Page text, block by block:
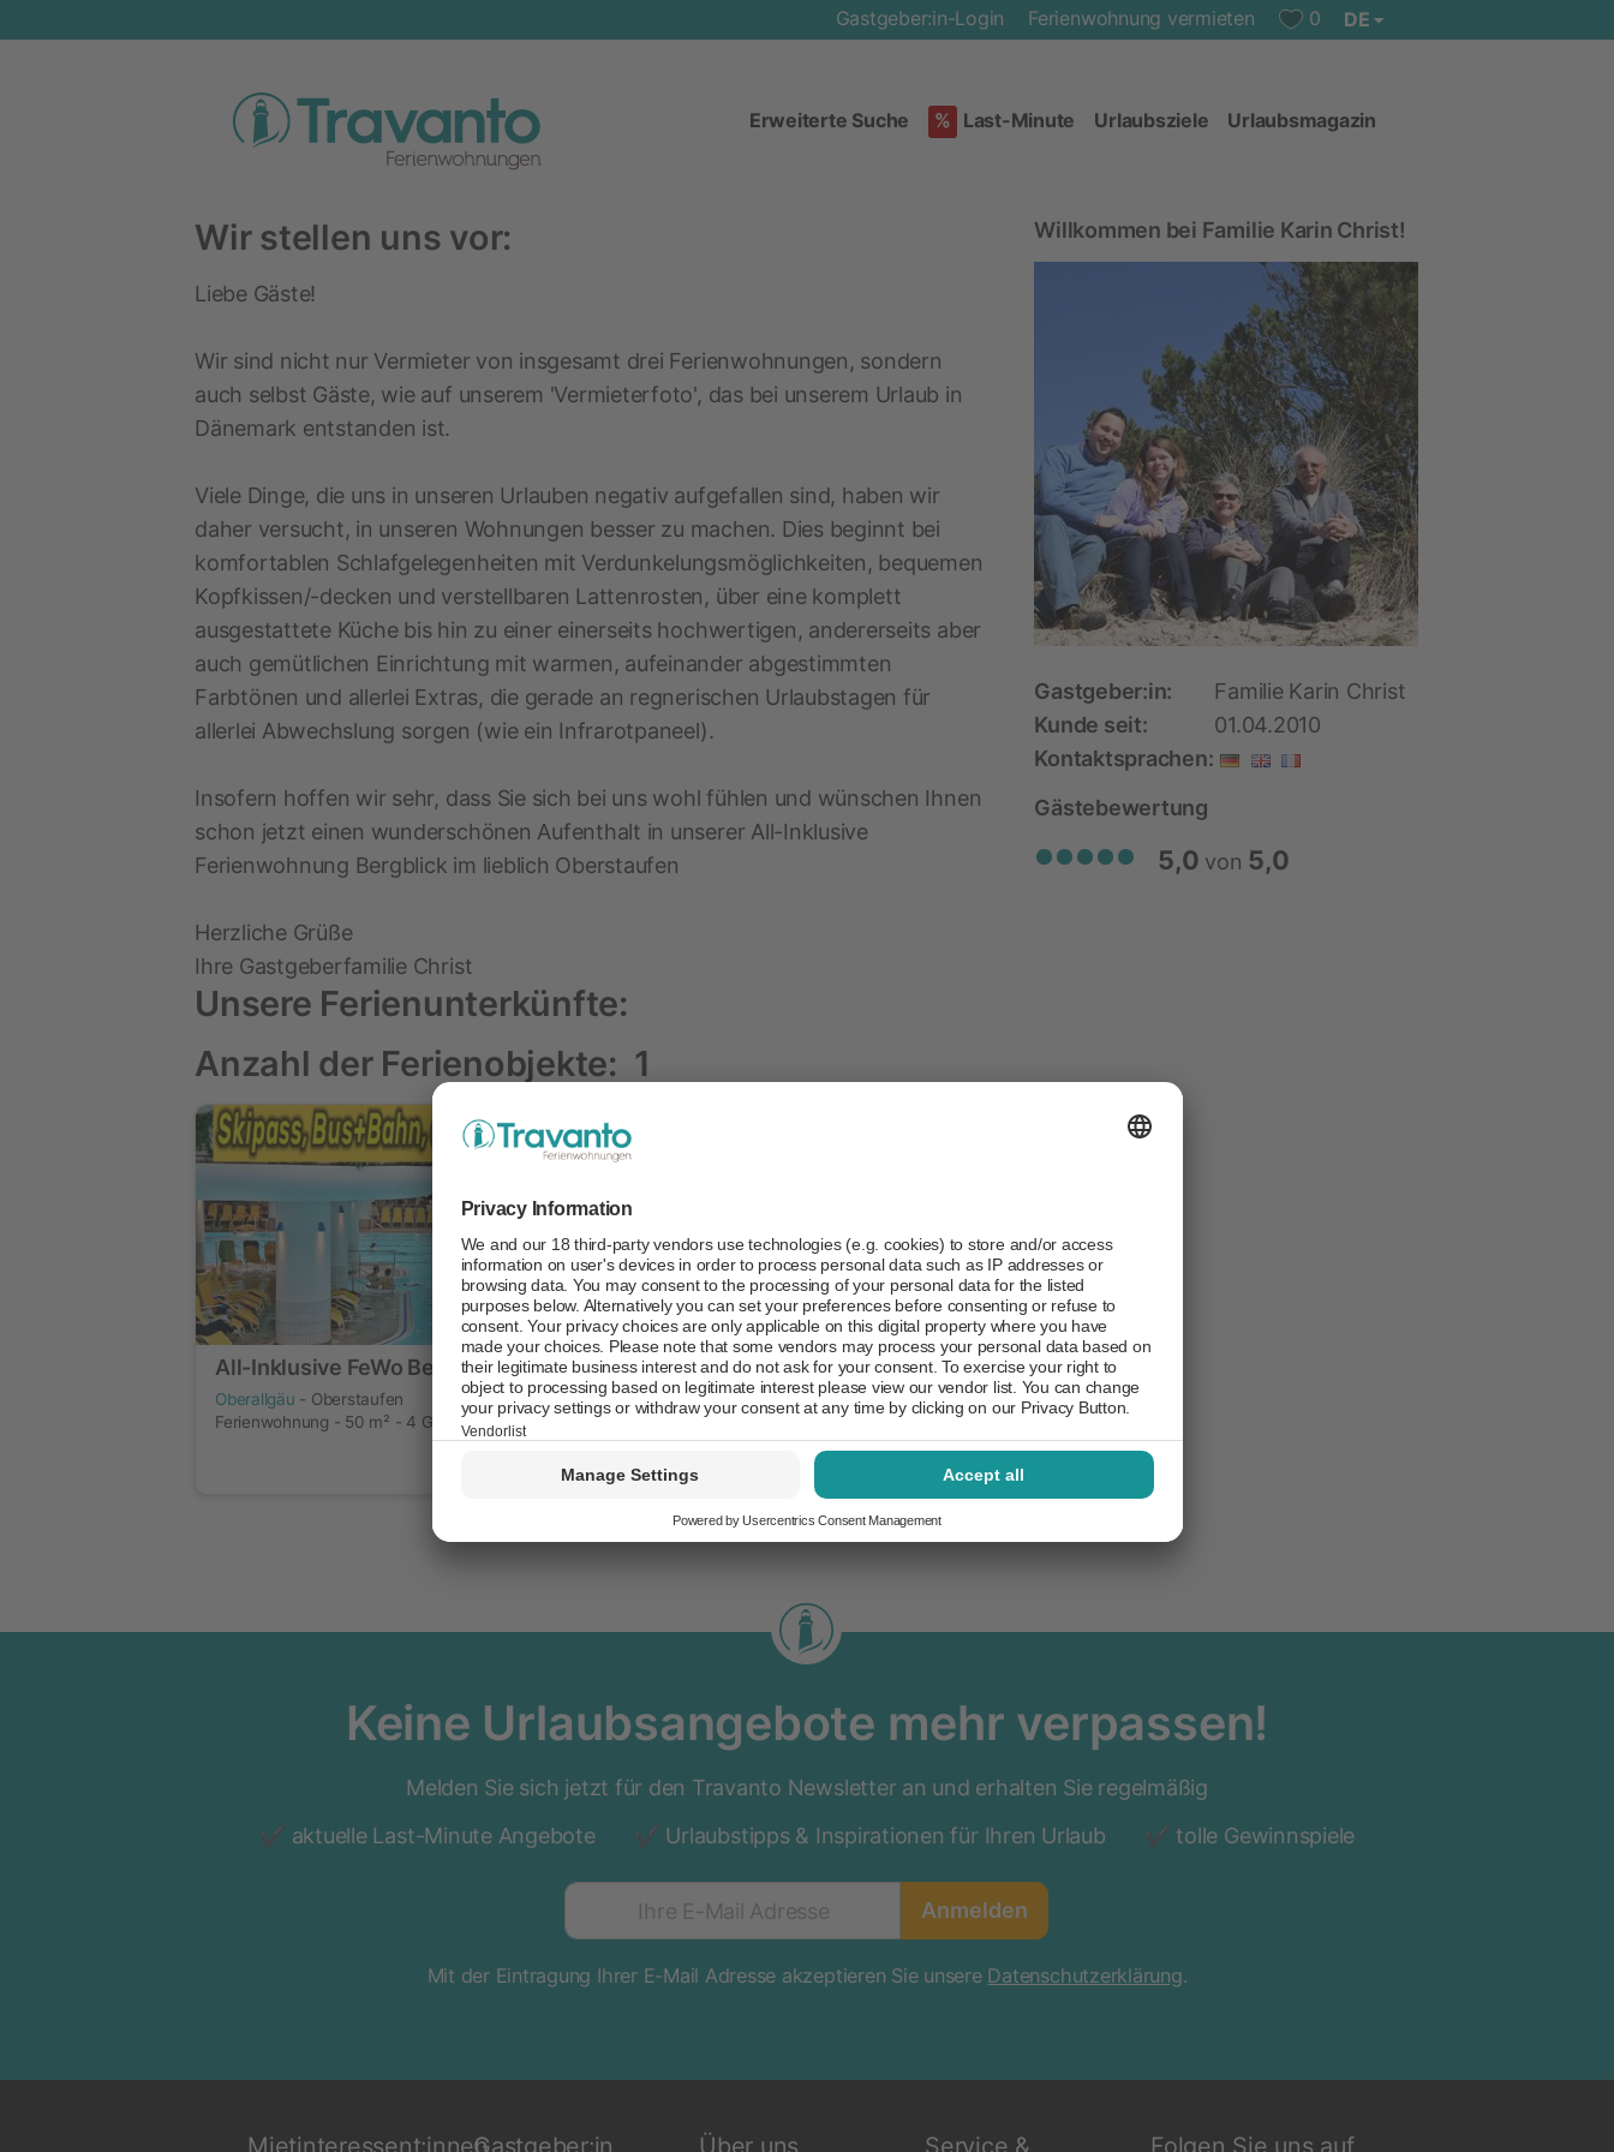
DE
0
Ferienwohnung vermieten
Gastgeber:in-Login
Erweiterte Suche Last-Minute
% Urlaubsziele Urlaubsmagazin
Wir stellen uns vor:
Liebe Gäste!
Wir sind nicht nur Vermieter von insgesamt drei Ferienwohnungen, sondern
auch selbst Gäste, wie auf unserem 'Vermieterfoto', das bei unserem Urlaub in
Dänemark entstanden ist.
Viele Dinge, die uns in unseren Urlauben negativ aufgefallen sind, haben wir
daher versucht, in unseren Wohnungen besser zu machen. Dies beginnt bei
komfortablen Schlafgelegenheiten mit Verdunkelungsmöglichkeiten, bequemen
Kopfkissen/-decken und verstellbaren Lattenrosten, über eine komplett
ausgestattete Küche bis hin zu einer einerseits hochwertigen, andererseits aber
auch gemütlichen Einrichtung mit warmen, aufeinander abgestimmten
Farbtönen und allerlei Extras, die gerade an regnerischen Urlaubstagen für
allerlei Abwechslung sorgen (wie ein Infrarotpaneel).
Insofern hoffen wir sehr, dass Sie sich bei uns wohl fühlen und wünschen Ihnen
schon jetzt einen wunderschönen Aufenthalt in unserer All-Inklusive
Ferienwohnung Bergblick im lieblich Oberstaufen
Herzliche Grüße
Ihre Gastgeberfamilie Christ
Willkommen bei Familie Karin Christ!
Gastgeber:in:
Familie Karin Christ
Kunde seit:
01.04.2010
Kontaktsprachen:
Gästebewertung
5,0 von 5,0
Unsere Ferienunterkünfte:
Anzahl der Ferienobjekte: 1
All-Inklusive FeWo Bergblick
Oberallgäu - Oberstaufen
Ferienwohnung - 50 m² - 4 Gäste
ab52 - 150 € / Nacht
Keine Urlaubsangebote mehr verpassen!
Melden Sie sich jetzt für den Travanto Newsletter an und erhalten Sie regelmäßig
aktuelle Last-Minute Angebote
Urlaubstipps & Inspirationen für Ihren Urlaub tolle Gewinnspiele
Ihre E-Mail Adresse Anmelden
Mit der Eintragung Ihrer E-Mail Adresse akzeptieren Sie unsere Datenschutzerklärung.